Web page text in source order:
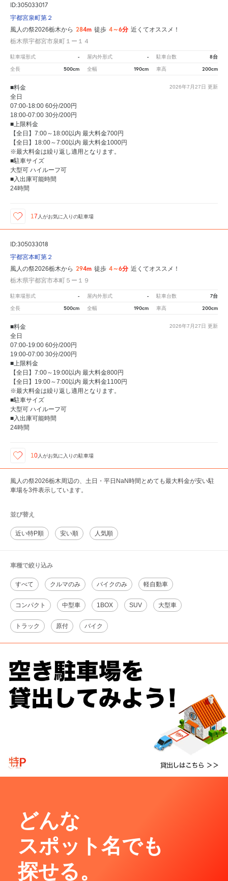
ID:305033017
宇都宮泉町第２
風人の祭2026栃木から 284m 徒歩 4～6分 近くてオススメ！
栃木県宇都宮市泉町１ー１４
駐車場形式 - 屋内外形式 - 駐車台数 8台
全長 500cm 全幅 190cm 車高 200cm
2026年7月27日 更新
■料金
全日
07:00-18:00 60分/200円
18:00-07:00 30分/200円
■上限料金
【全日】7:00～18:00以内 最大料金700円
【全日】18:00～7:00以内 最大料金1000円
※最大料金は繰り返し適用となります。
■駐車サイズ
大型可 ハイルーフ可
■入出庫可能時間
24時間
17 人がお気に入りの駐車場
ID:305033018
宇都宮本町第２
風人の祭2026栃木から 294m 徒歩 4～6分 近くてオススメ！
栃木県宇都宮市本町５ー１９
駐車場形式 - 屋内外形式 - 駐車台数 7台
全長 500cm 全幅 190cm 車高 200cm
2026年7月27日 更新
■料金
全日
07:00-19:00 60分/200円
19:00-07:00 30分/200円
■上限料金
【全日】7:00～19:00以内 最大料金800円
【全日】19:00～7:00以内 最大料金1100円
※最大料金は繰り返し適用となります。
■駐車サイズ
大型可 ハイルーフ可
■入出庫可能時間
24時間
10 人がお気に入りの駐車場
風人の祭2026栃木周辺の、土日・平日NaN時間とめても最大料金が安い駐
車場を3件表示しています。
並び替え
近い特P順 安い順 人気順
車種で絞り込み
すべて クルマのみ バイクのみ 軽自動車
コンパクト 中型車 1BOX SUV 大型車
トラック 原付 バイク
どんな
スポット名でも
探せる。